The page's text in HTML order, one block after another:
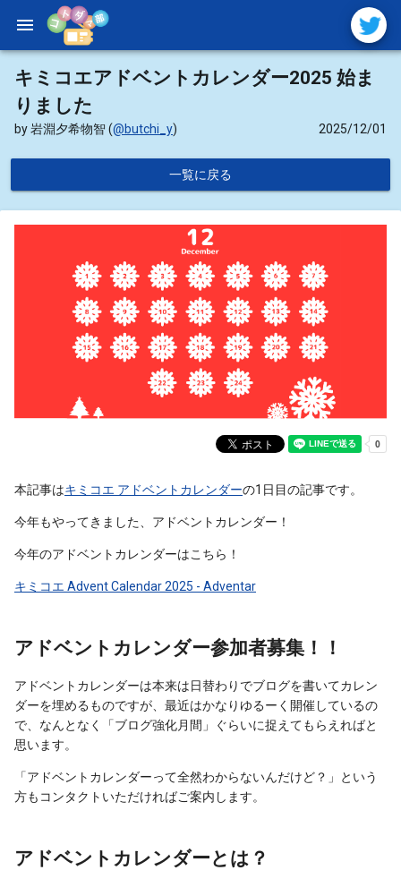
menu
キミコエアドベントカレンダー2025 始ま
りました
by 岩淵夕希物智 (@butchi_y) 2025/12/01
一覧に戻る
本記事はキミコエ アドベントカレンダーの1日目の記事です。
今年もやってきました、アドベントカレンダー！
今年のアドベントカレンダーはこちら！
キミコエ Advent Calendar 2025 - Adventar
アドベントカレンダー参加者募集！！
アドベントカレンダーは本来は日替わりでブログを書いてカレン
ダーを埋めるものですが、最近はかなりゆるーく開催しているの
で、なんとなく「ブログ強化月間」ぐらいに捉えてもらえればと
思います。
「アドベントカレンダーって全然わからないんだけど？」という
方もコンタクトいただければご案内します。
アドベントカレンダーとは？